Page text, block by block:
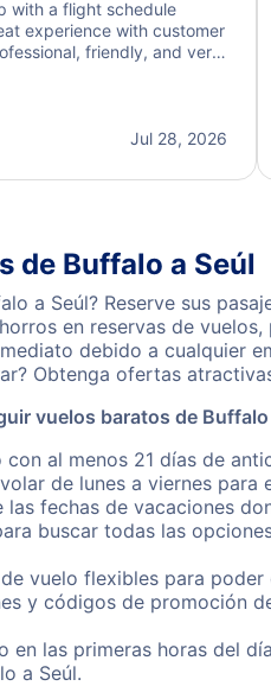
with a flight schedule
experience with customer
friendly, and very
informed of the next steps.
Jul 28, 2026
de Buffalo a Seúl
a Seúl? Reserve sus
en reservas de
debido a cualquier
Obtenga ofertas
vuelos baratos de Buffalo
con al menos 21 días de
de lunes a viernes
las fechas de vacaciones
buscar todas las
vuelo flexibles para
y códigos de promoción
en las primeras horas del
a Seúl.